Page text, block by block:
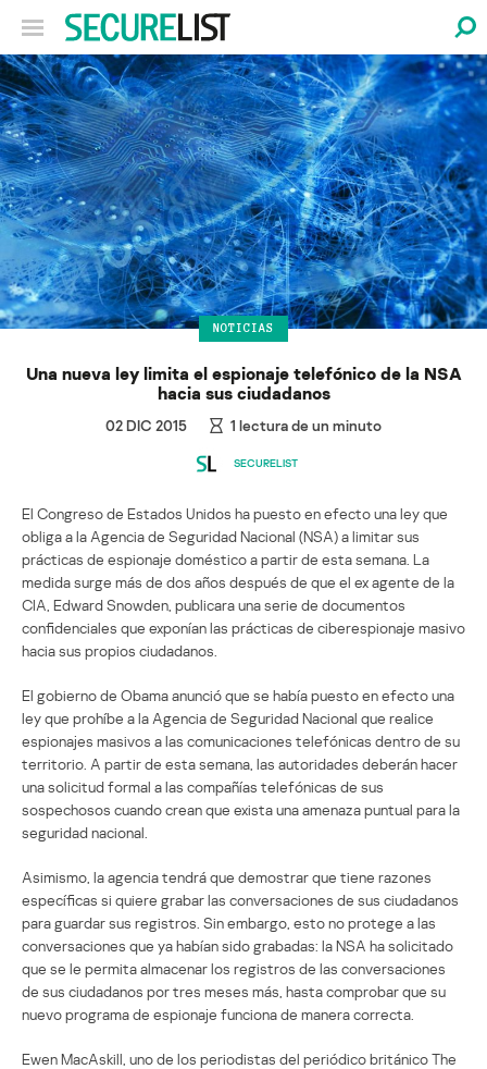
NOTICIAS
Una nueva ley limita el espionaje telefónico de la NSA
hacia sus ciudadanos
02 DIC 2015 1 lectura de un minuto
SECURELIST
El Congreso de Estados Unidos ha puesto en efecto una ley que
obliga a la Agencia de Seguridad Nacional (NSA) a limitar sus
prácticas de espionaje doméstico a partir de esta semana. La
medida surge más de dos años después de que el ex agente de la
CIA, Edward Snowden, publicara una serie de documentos
confidenciales que exponían las prácticas de ciberespionaje masivo
hacia sus propios ciudadanos.
El gobierno de Obama anunció que se había puesto en efecto una
ley que prohíbe a la Agencia de Seguridad Nacional que realice
espionajes masivos a las comunicaciones telefónicas dentro de su
territorio. A partir de esta semana, las autoridades deberán hacer
una solicitud formal a las compañías telefónicas de sus
sospechosos cuando crean que exista una amenaza puntual para la
seguridad nacional.
Asimismo, la agencia tendrá que demostrar que tiene razones
específicas si quiere grabar las conversaciones de sus ciudadanos
para guardar sus registros. Sin embargo, esto no protege a las
conversaciones que ya habían sido grabadas: la NSA ha solicitado
que se le permita almacenar los registros de las conversaciones
de sus ciudadanos por tres meses más, hasta comprobar que su
nuevo programa de espionaje funciona de manera correcta.
Ewen MacAskill, uno de los periodistas del periódico británico The